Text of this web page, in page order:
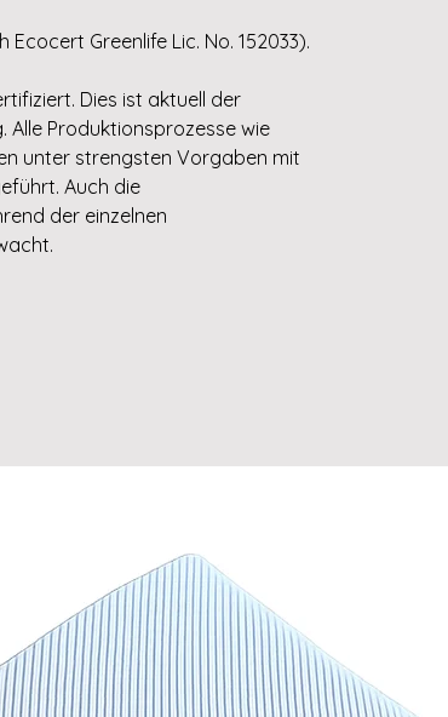
Greenlife Lic. No. 152033).
Dies ist aktuell der
Alle Produktionsprozesse wie
unter strengsten Vorgaben mit
Auch die
der einzelnen